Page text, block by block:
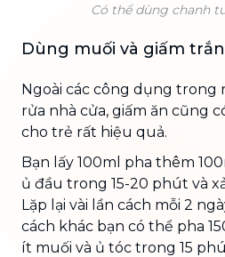
Có thể dùng chanh
Dùng muối và giấm
Ngoài các công dụng trong
rửa nhà cửa, giấm ăn cũng
cho trẻ rất hiệu quả.
Bạn lấy 100ml pha thêm
ủ đầu trong 15-20 phút và
Lặp lại vài lần cách mỗi 2
cách khác bạn có thể pha
ít muối và ủ tóc trong 15